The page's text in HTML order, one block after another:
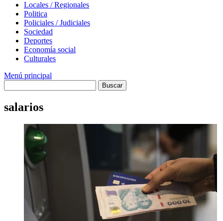
Locales / Regionales
Politica
Policiales / Judiciales
Sociedad
Deportes
Economía social
Culturales
Menú principal
salarios